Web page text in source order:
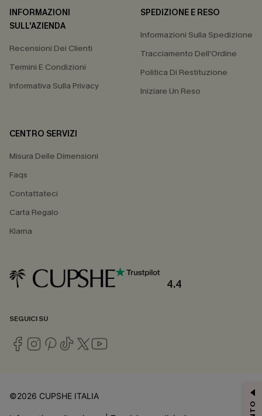
INFORMAZIONI
SULL'AZIENDA
Recensioni Dei Clienti
Termini E Condizioni
Informativa Sulla Privacy
SPEDIZIONE E RESO
Informazioni Sulla Spedizione
Tracciamento Dell'Ordine
Politica Di Restituzione
Iniziare Un Reso
CENTRO SERVIZI
Misura Delle Dimensioni
Faqs
Contattateci
Carta Regalo
Klarna
4.4
SEGUICI SU
©2026 CUPSHE ITALIA